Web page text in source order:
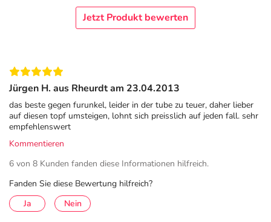
dem Gelenk „gezogen“ und die Durchblutung gefördert
wird. Dadurch verbessert sich spürbar die
gelindert und der Wirkstoff aus der Natur ist dabei auch
noch gut verträglich.
Anwendung
Auf die zu behandelnden Hautregionen aufgetragen.
Inhaltsstoffe
Wirkstoff: Ammoniumbituminosulfonat
Adresse des Anbieters/Herstellers
Jetzt Produkt bewerten
Jürgen H. aus Rheurdt am 23.04.2013
das beste gegen furunkel, leider in der tube zu teuer, daher lieber
auf diesen topf umsteigen, lohnt sich preisslich auf jeden fall. sehr
empfehlenswert
Kommentieren
6 von 8 Kunden fanden diese Informationen hilfreich.
Fanden Sie diese Bewertung hilfreich?
Ja
Nein